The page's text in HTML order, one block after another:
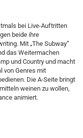
bei Live-Auftritten
beide ihre
Mit „The Subway”
das Weitermachen
und Country und macht
von Genres mit
Die A-Seite bringt
weinen zu wollen,
animiert.